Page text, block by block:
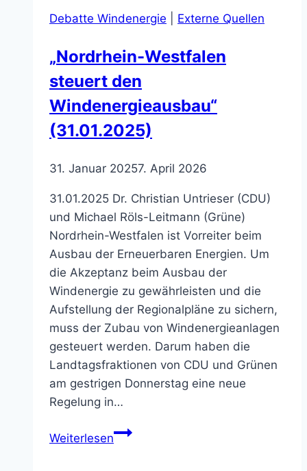
Dülmen
voran
(15.10.2025)
Debatte Windenergie Externe Quellen
„Nordrhein-Westfalen
steuert den
Windenergieausbau“
(31.01.2025)
31. Januar 20257. April 2026
31.01.2025 Dr. Christian Untrieser (CDU)
und Michael Röls-Leitmann (Grüne)
Nordrhein-Westfalen ist Vorreiter beim
Ausbau der Erneuerbaren Energien. Um
die Akzeptanz beim Ausbau der
Windenergie zu gewährleisten und die
Aufstellung der Regionalpläne zu sichern,
muss der Zubau von Windenergieanlagen
gesteuert werden. Darum haben die
Landtagsfraktionen von CDU und Grünen
am gestrigen Donnerstag eine neue
Regelung in…
Weiterlesen„Nordrhein-